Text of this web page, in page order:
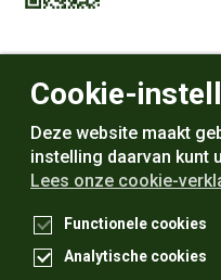
Open MijnVervoerGV in
persoonlijk&
Cookie-
Deze website maakt
instelling daarvan kunt
Lees onze cookie-
Functionele cookies
Analytische cookies